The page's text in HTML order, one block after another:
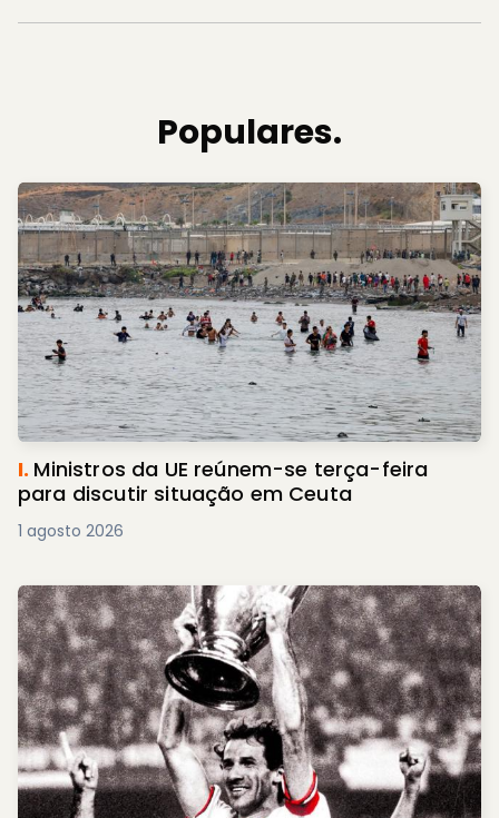
Populares.
I. Ministros da UE reúnem-se terça-feira
para discutir situação em Ceuta
1 agosto 2026